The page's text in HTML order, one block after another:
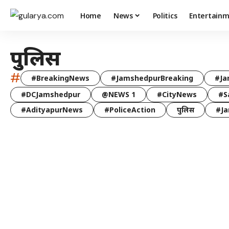
Home News Politics
पुलिस
# #BreakingNews #JamshedpurBreaking
#DCJamshedpur
@NEWS 1 #CityNews
#AdityapurNews
#PoliceAction पुलिस